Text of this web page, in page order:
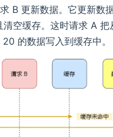
B 更新数据。它更新数
清空缓存。这时请求 A 把
的数据写入到缓存中。